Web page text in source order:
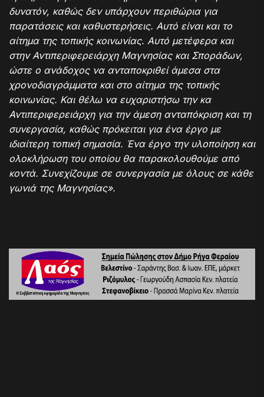
δυνατόν, καθώς δεν υπάρχουν περιθώρια για
παρατάσεις και καθυστερήσεις. Αυτό είναι και το
αίτημα της τοπικής κοινωνίας. Αυτό μετέφερα και
στην Αντιπεριφερειάρχη Μαγνησίας και Σποράδων,
ώστε ο ανάδοχος να ανταποκριθεί άμεσα στα
χρονοδιαγράμματα και στο αίτημα της τοπικής
κοινωνίας. Και θέλω να ευχαριστήσω την κα
Αντιπεριφερειάρχη για την άμεση ανταπόκριση και τη
συνεργασία, καθώς πρόκειται για ένα έργο με
ιδιαίτερη τοπική σημασία. Ένα έργο την υλοποίηση και
ολοκλήρωση του οποίου θα παρακολουθούμε από
κοντά. Συνεχίζουμε σε συνεργασία με όλους σε κάθε
γωνιά της Μαγνησίας».